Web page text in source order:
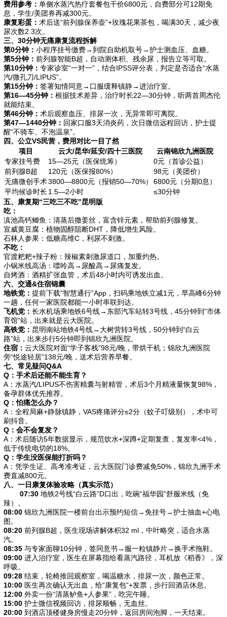
费用参考：单侧水蒸汽热疗套餐包干价6800元，自费部分可12期免
息，学生/美团券再减300元。
康复彩蛋：术后送“前列腺保养壶”+玫瑰花果茶包，喝满30天，减少夜
尿次数2.3次。
三、30分钟无痛康复流程拆解
第0分钟：小程序挂号缴费→到院自助机取号→护士测血压、血糖。
第5分钟：前列腺智能B超，自动测体积、残余尿，报告立等可取。
第10分钟：专家诊室“一对一”，结合IPSS评分表，判定是否适合“水蒸
汽/微孔刀/LIPUS”。
第15分钟：签署知情同意→口服缓释镇静→进治疗室。
第16—45分钟：根据技术差异，治疗时长22—30分钟，听两首周杰伦
就能结束。
第46分钟：术后观察血压、排尿一次，无异常即可离院。
第47—1440分钟： 回家口服3天消炎药，次日微信远程回访，护士提
醒“不骑车、不泡温泉”。
四、公立VS民营，费用对比一目了然
项目
云大/昆华/延安/四十三医院
云南锦欣九洲医院
专家挂号费
15—25元（医保统筹）
0元（首诊公益）
前列腺B超
120元（医保报80%）
98元（美团价）
无痛微创手术3800—8800元（报销50—70%）
6800元（分期0息）
平均候诊时长 1.5—2小时
≤30分钟
五、康复期“三吃三不吃”昆明版
吃：
滇池高钙鲫鱼：清蒸后撒姜丝，富含锌元素，帮助前列腺修复。
宣威黄豆腐：植物固醇阻断DHT，降低增生风险。
石林人参果：低糖高维C，利尿不刺激。
不吃：
官渡粑粑+辣子粉：辣椒素刺激尿道口，加重灼热。
小锅米线高汤：嘌呤高→尿酸高→尿痛复发。
自烤酒：酒精扩张血管，术后48小时内可诱发出血。
六、交通&住宿锦囊
地铁党：提前下载“智慧通行”App，扫码乘地铁立减1元，早高峰6分钟
一趟，任何一家医院都能一小时串联到达。
飞机党：长水机场乘地铁6号线→东部汽车站转3号线，45分钟到“市体
育馆”站，出来就是云大医院。
高铁党： 昆明南站地铁4号线→大树营转3号线，50分钟到“白云
路”站，出来步行5分钟即到锦欣九洲医院。
住宿：云大医院对面“学子客栈”98元/晚，带烘干机；锦欣九洲医院
旁“悦途轻居”138元/晚，送术后营养早餐。
七、常见疑问Q&A
Q：手术后还能不能生育？
A：水蒸汽/LIPUS不伤害精囊与射精管，术后3个月精液量恢复98%，
备孕群体优先推荐。
Q：怕痛怎么办？
A：全程局麻+静脉镇静，VAS疼痛评分≤2分（蚊子叮级别），术中可
刷抖音。
Q：会不会复发？
A：术后随访5年数据显示，规范饮水+深蹲+定期复查，复发率<4%，
低于传统电切的18%。
Q：学生没医保能打折吗？
A：凭学生证、高考准考证，云大医院门诊费减免50%，锦欣九洲手术
费直减800元。
八、一日康复体验攻略（真实示范）
07:30 地铁2号线“白云路”D口出，吃碗“福华园”舒服米线（免
辣）。
08:00 锦欣九洲医院一楼前台出示预约短信→免挂号→护士抽血+心电
图。
08:20 前列腺B超，医生现场讲解体积32 ml，中叶略突，适合水蒸
汽。
08:35 与专家面聊10分钟，签同意书→服一粒镇静片→换手术拖鞋。
09:00 进入治疗室，医生在屏幕指给看蒸汽路径，耳机放《稻香》，深
呼吸。
09:28 结束，轮椅推回观察室，喝温糖水，排尿一次，颜色正常。
10:00 医生再次确认无出血，给“康复包”+发票，步行回酒店休息。
12:00 外卖一份“清蒸鲈鱼+人参果”，吃完午睡。
15:00 护士微信视频回访，排尿顺畅，无血丝。
20:00 到酒店顶楼健身房慢走20分钟，返回房间泡脚，一天结束。